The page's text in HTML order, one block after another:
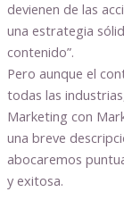
devienen de las
una estrategia
contenido”.
Pero aunque el
todas las
Marketing con
una breve
abocaremos
y exitosa.